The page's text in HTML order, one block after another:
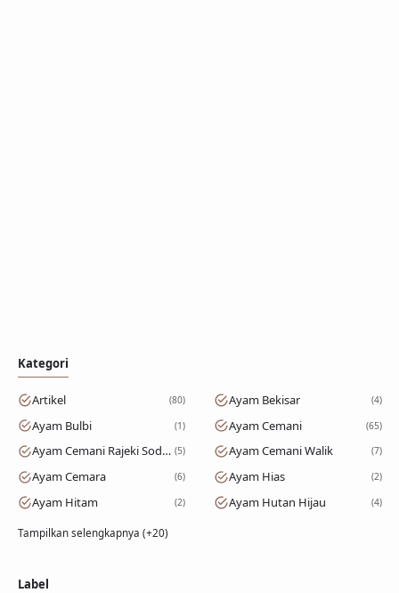
Kategori
Artikel 80 Ayam Bekisar 4
Ayam Bulbi 1 Ayam Cemani 65
Ayam Cemani Rajeki Sodomoro 5 Ayam Cemani Walik 7
Ayam Cemara 6 Ayam Hias 2
Ayam Hitam 2 Ayam Hutan Hijau 4
Tampilkan selengkapnya (+20)
Label